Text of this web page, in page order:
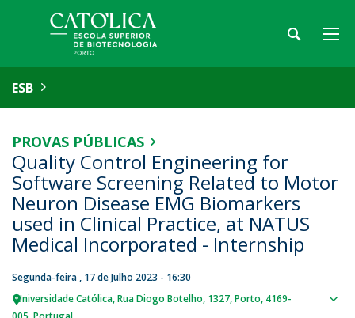
ESB
PROVAS PÚBLICAS
Quality Control Engineering for
Software Screening Related to Motor
Neuron Disease EMG Biomarkers
used in Clinical Practice, at NATUS
Medical Incorporated - Internship
Segunda-feira , 17 de Julho 2023 - 16:30
Universidade Católica Rua Diogo Botelho, 1327 Porto 4169-